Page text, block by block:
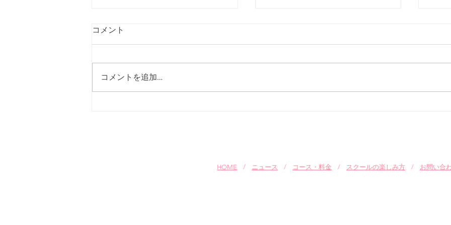
Q.ご予約はいつまでにしたら
コメント
コメントを追加…
HOME / ニュース / コース・料金 / スクールの楽しみ方 / お問い合